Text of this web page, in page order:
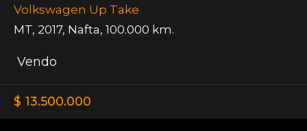
Volkswagen Up Take
MT, 2017, Nafta, 100.000 km.
Vendo
$ 13.500.000